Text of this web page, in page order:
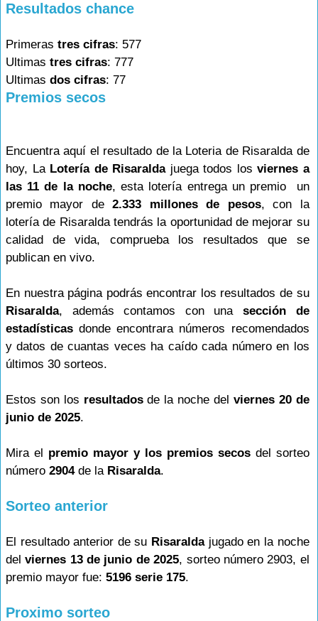
Resultados chance
Primeras tres cifras: 577
Ultimas tres cifras: 777
Ultimas dos cifras: 77
Premios secos
Encuentra aquí el resultado de la Loteria de Risaralda de
hoy, La Lotería de Risaraldajuega todos losviernes a
las 11 de la noche, esta lotería entrega un premio un
premio mayor de2.333 millones de pesos, con la
lotería de Risaralda tendrás la oportunidad de mejorar su
calidad de vida, comprueba los resultados que se
publican en vivo.
En nuestra página podrás encontrar los resultados de su
Risaralda, además contamos con una sección de
estadísticas donde encontrara números recomendados
y datos de cuantas veces ha caído cada número en los
últimos 30 sorteos.
Estos son los resultadosde la noche del viernes 20 de
junio de 2025.
Mira el premio mayor y los premios secosdel sorteo
número 2904de la Risaralda.
Sorteo anterior
El resultado anterior de su Risaraldajugado en la noche
delviernes 13 de junio de 2025, sorteo número 2903, el
premio mayor fue: 5196 serie 175.
Proximo sorteo